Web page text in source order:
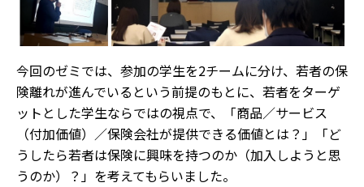
今回のゼミでは、参加の学生を2チームに分け、若者の保
険離れが進んでいるという前提のもとに、若者をターゲ
ットとした学生ならではの視点で、「商品／サービス
（付加価値）／保険会社が提供できる価値とは？」「ど
うしたら若者は保険に興味を持つのか（加入しようと思
うのか）？」を考えてもらいました。